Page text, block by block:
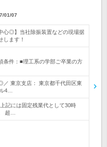
01/07
心◎】当社除振装置などの現場据
します！
条件：■理工系の学部ご卒業の方
東京支店： 東京都千代田区東
4…
記には固定残業代として30時
超…